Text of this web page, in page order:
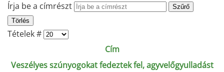
Írja be a címrészt
Szűrő
Törlés
Tételek #
Cím
Veszélyes szúnyogokat fedeztek fel, agyvelőgyulladást